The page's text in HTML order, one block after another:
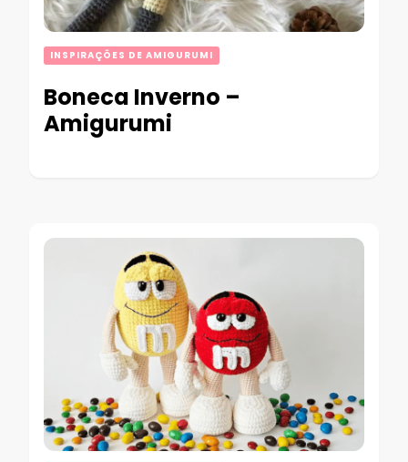
INSPIRAÇÕES DE AMIGURUMI
Boneca Inverno –
Amigurumi